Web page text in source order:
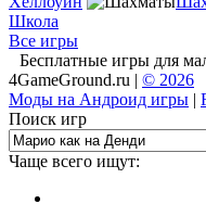
Школа
Все игры
Бесплатные игры для
4GameGround.ru | © 2026
Моды на Андроид игры |
Поиск игр
Чаще всего ищут: